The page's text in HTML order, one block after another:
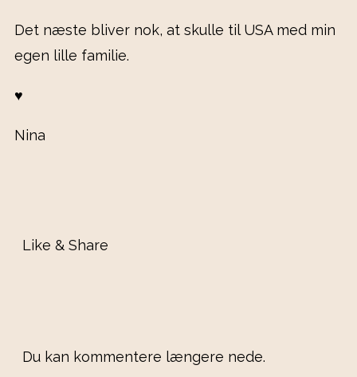
Det næste bliver nok, at skulle til USA med min
egen lille familie.
♥️
Nina
Like & Share
Du kan kommentere længere nede.